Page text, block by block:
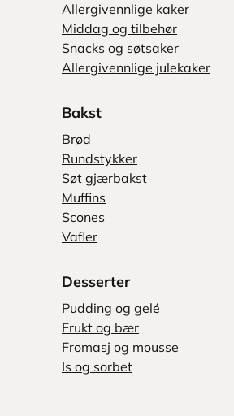
Allergivennlige kaker
Middag og tilbehør
Snacks og søtsaker
Allergivennlige julekaker
Bakst
Brød
Rundstykker
Søt gjærbakst
Muffins
Scones
Vafler
Desserter
Pudding og gelé
Frukt og bær
Fromasj og mousse
Is og sorbet